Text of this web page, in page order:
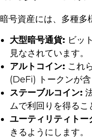
暗号資産には、多種多
大型暗号通貨: ビッ
見なされています。
アルトコイン: これ
(DeFi) トークンが
ステーブルコイン:
ムで利回りを得るこ
ユーティリティト
きるようにします。